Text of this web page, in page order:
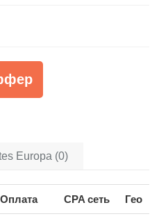
Europa (0)
Оплата CPA сеть Гео